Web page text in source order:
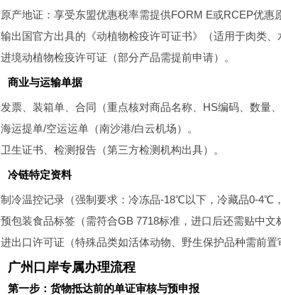
原产地证：享受东盟优惠税率需提供FORM E或RCEP优惠
输出国官方出具的《动植物检疫许可证书》（适用于肉类、
进境动植物检疫许可证（部分产品需提前申请）。
商业与运输单据
发票、装箱单、合同（重点核对商品名称、HS编码、数量、
海运提单/空运运单（南沙港/白云机场）。
卫生证书、检测报告（第三方检测机构出具）。
冷链特定资料
制冷温控记录（强制要求：冷冻品-18℃以下，冷藏品0-4℃
预包装食品标签（需符合GB 7718标准，进口后还需贴中文
进出口许可证（特殊品类如活体动物、野生保护品种需前置
广州口岸专属办理流程
第一步：货物抵达前的单证审核与预申报